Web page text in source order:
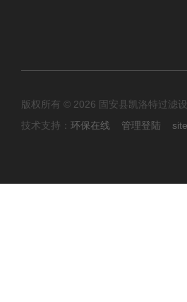
版权所有 © 2026 固安县凯洛特过滤
技术支持： 环保在线 管理登陆